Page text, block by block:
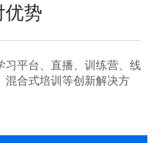
优势
习平台、直播、训练营、线
混合式培训等创新解决方